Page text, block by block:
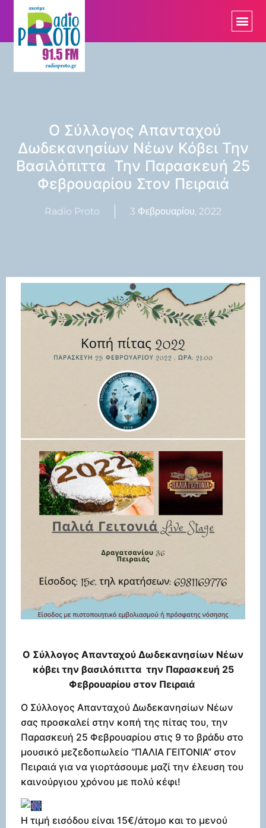
O Σύλλογος Απανταχού
Δωδεκανησίων Νέων Κόβει Την
Βασιλόπιττα Την Παρασκευή 25
Φεβρουαρίου Στον Πειραιά
Radio Proto 3 Φεβρουαρίου, 2022
O Σύλλογος Απανταχού Δωδεκανησίων Νέων
κόβει την βασιλόπιττα την Παρασκευή 25
Φεβρουαρίου στον Πειραιά
Ο Σύλλογος Απανταχού Δωδεκανησίων Νέων
σας προσκαλεί στην κοπή της πίτας του, την
Παρασκευή 25 Φεβρουαρίου στις 9 το βράδυ στο
μουσικό μεζεδοπωλείο “ΠΑΛΙΑ ΓΕΙΤΟΝΙΑ” στον
Πειραιά για να γιορτάσουμε μαζί την έλευση του
καινούργιου χρόνου με πολύ κέφι!
Η τιμή εισόδου είναι 15€/άτομο και το μενού